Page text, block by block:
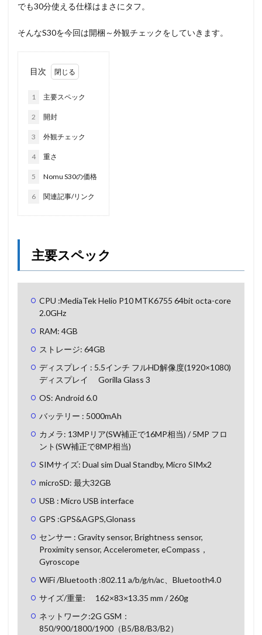
でも30分使える仕様はまさにタフ。
そんなS30を今回は開梱～外観チェックをしていきます。
目次
1 主要スペック
2 開封
3 外観チェック
4 重さ
5 Nomu S30の価格
6 関連記事/リンク
主要スペック
CPU :MediaTek Helio P10 MTK6755 64bit octa-core
2.0GHz
RAM: 4GB
ストレージ: 64GB
ディスプレイ : 5.5インチ フルHD解像度(1920×1080)
ディスプレイ Gorilla Glass 3
OS: Android 6.0
バッテリー : 5000mAh
カメラ: 13MPリア(SW補正で16MP相当) / 5MP フロ
ント(SW補正で8MP相当)
SIMサイズ: Dual sim Dual Standby, Micro SIMx2
microSD: 最大32GB
USB : Micro USB interface
GPS :GPS&AGPS,Glonass
センサー : Gravity sensor, Brightness sensor,
Proximity sensor, Accelerometer, eCompass，
Gyroscope
WiFi /Bluetooth :802.11 a/b/g/n/ac、Bluetooth4.0
サイズ/重量: 162×83×13.35 mm / 260g
ネットワーク:2G GSM：
850/900/1800/1900（B5/B8/B3/B2）